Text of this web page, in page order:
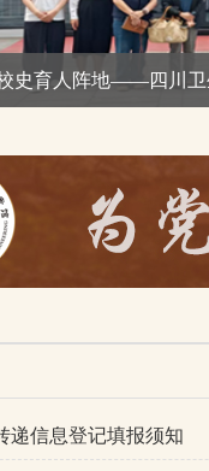
史育人阵地——四川
递信息登记填报须知